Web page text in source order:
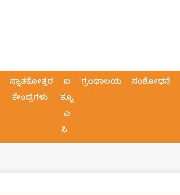
ಸ್ನಾತಕೋತ್ತರ
ಕೇಂದ್ರಗಳು
ಐ
ಕ್ಯೂ
ಎ
ಸಿ
ಗ್ರಂಥಾಲಯ ಸಂಶೋಧನೆ